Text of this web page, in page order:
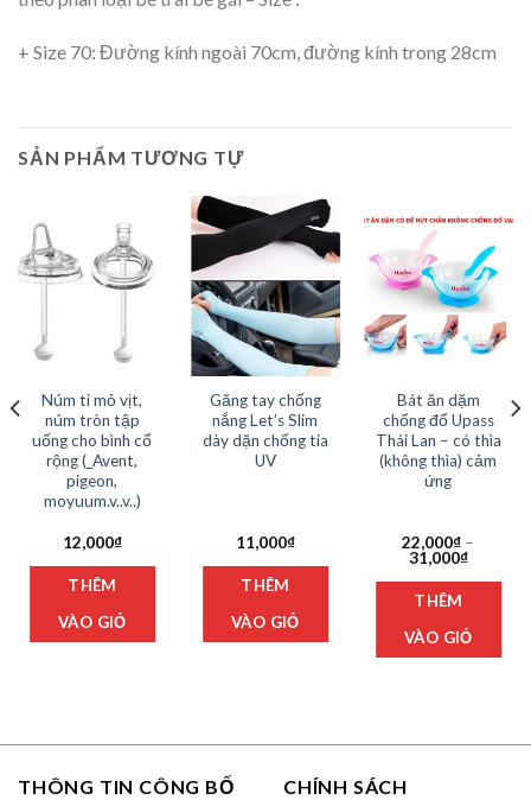
+ Size 70: Đường kính ngoài 70cm, đường kính trong 28cm
SẢN PHẨM TƯƠNG TỰ
Núm ti mỏ vịt,
núm tròn tập
uống cho bình cổ
rộng (_Avent,
pigeon,
moyuum.v..v..)
12,000₫
THÊM
VÀO GIỎ
Sản
chọn
Găng tay chống
nắng Let’s Slim
dày dặn chống tia
UV
11,000₫
THÊM
VÀO GIỎ
Bát ăn dặm
chống đổ Upass
Thái Lan – có thìa
(không thìa) cảm
ứng
22,000₫ –
31,000₫Khoảng
từ
31,000₫
THÊM
VÀO GIỎ
Sản
Các
THÔNG TIN CÔNG BỐ CHÍNH SÁCH